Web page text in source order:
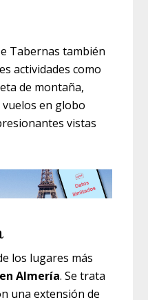
Tabernas también
actividades como
de montaña,
en globo
vistas
los lugares más
Almería. Se trata
una extensión de